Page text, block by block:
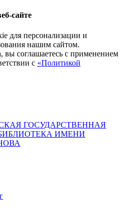
сайте
для персонализации и
нашим сайтом.
вы соглашаетесь с применением
с «Политикой
ГОСУДАРСТВЕННАЯ
ИМЕНИ